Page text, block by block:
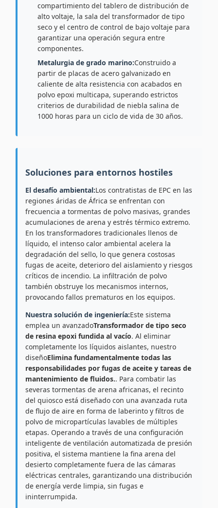
compartimiento del tablero de distribución de
alto voltaje, la sala del transformador de tipo
seco y el centro de control de bajo voltaje para
garantizar una operación segura entre
componentes.
Metalurgia de grado marino:Construido a
partir de placas de acero galvanizado en
caliente de alta resistencia con acabados en
polvo epoxi multicapa, superando estrictos
criterios de durabilidad de niebla salina de
1000 horas para un ciclo de vida de 30 años.
Soluciones para entornos hostiles
El desafío ambiental:Los contratistas de EPC en las
regiones áridas de África se enfrentan con
frecuencia a tormentas de polvo masivas, grandes
acumulaciones de arena y estrés térmico extremo.
En los transformadores tradicionales llenos de
líquido, el intenso calor ambiental acelera la
degradación del sello, lo que genera costosas
fugas de aceite, deterioro del aislamiento y riesgos
críticos de incendio. La infiltración de polvo
también obstruye los mecanismos internos,
provocando fallos prematuros en los equipos.
Nuestra solución de ingeniería:Este sistema
emplea un avanzadoTransformador de tipo seco
de resina epoxi fundida al vacío. Al eliminar
completamente los líquidos aislantes, nuestro
diseñoElimina fundamentalmente todas las
responsabilidades por fugas de aceite y tareas de
mantenimiento de fluidos.. Para combatir las
severas tormentas de arena africanas, el recinto
del quiosco está diseñado con una avanzada ruta
de flujo de aire en forma de laberinto y filtros de
polvo de micropartículas lavables de múltiples
etapas. Operando a través de una configuración
inteligente de ventilación automatizada de presión
positiva, el sistema mantiene la fina arena del
desierto completamente fuera de las cámaras
eléctricas centrales, garantizando una distribución
de energía verde limpia, sin fugas e
ininterrumpida.